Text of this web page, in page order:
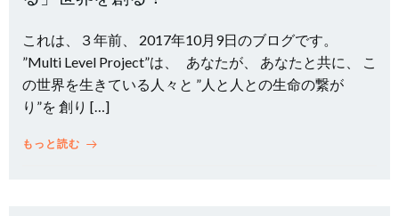
これは、３年前、 2017年10月9日のブログです。
”Multi Level Project”は、 あなたが、 あなたと共に、 こ
の世界を生きている人々と ”人と人との生命の繋が
り”を 創り […]
もっと読む